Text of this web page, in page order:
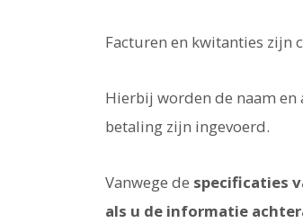
Facturen en kwitanties zijn
Hierbij worden de naam en
betaling zijn ingevoerd.
Vanwege de specificaties
als u de informatie